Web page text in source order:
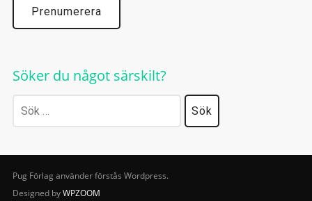
Söker du något särskilt?
Sök
efter:
Pug Förlag använder förstås Wordpress.
Designed byWPZOOM